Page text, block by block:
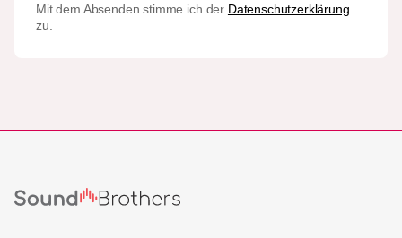
Mit dem Absenden stimme ich der Datenschutzerklärung
zu.